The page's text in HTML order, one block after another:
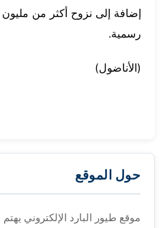
إضافة إلى نزوح أكثر من
رسمية.
(الأناضول)
حول الموقع
موقع طيور البارد الإلكتروني